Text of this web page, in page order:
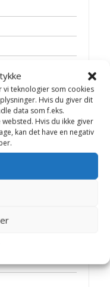
vi teknologier som cookies
Hvis du giver dit
data som f.eks.
Hvis du ikke giver
kan det have en negativ